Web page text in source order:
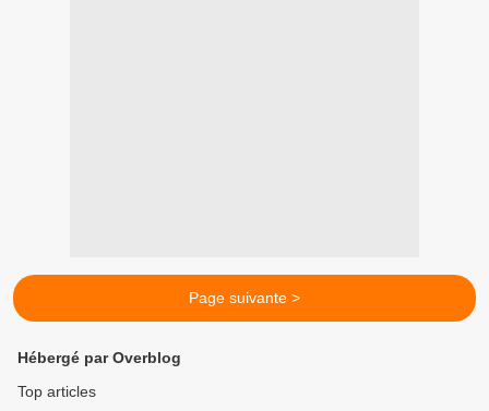
Page suivante >
Hébergé par Overblog
Top articles